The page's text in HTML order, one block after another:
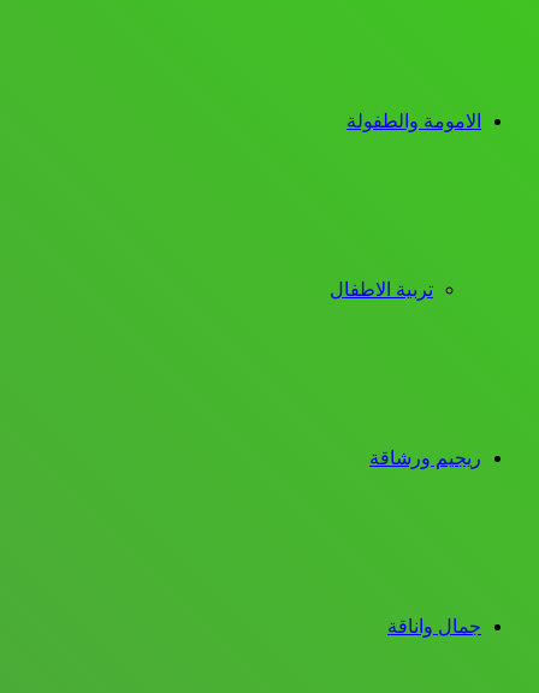
الامومة والطفولة
تربية الاطفال
ريجيم ورشاقة
جمال واناقة